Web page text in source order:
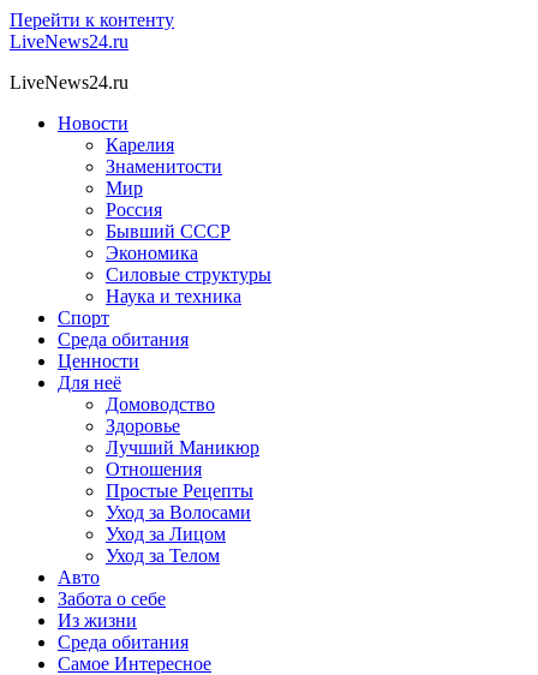
Перейти к контенту
LiveNews24.ru
LiveNews24.ru
Новости
Карелия
Знаменитости
Мир
Россия
Бывший СССР
Экономика
Силовые структуры
Наука и техника
Спорт
Среда обитания
Ценности
Для неё
Домоводство
Здоровье
Лучший Маникюр
Отношения
Простые Рецепты
Уход за Волосами
Уход за Лицом
Уход за Телом
Авто
Забота о себе
Из жизни
Среда обитания
Самое Интересное